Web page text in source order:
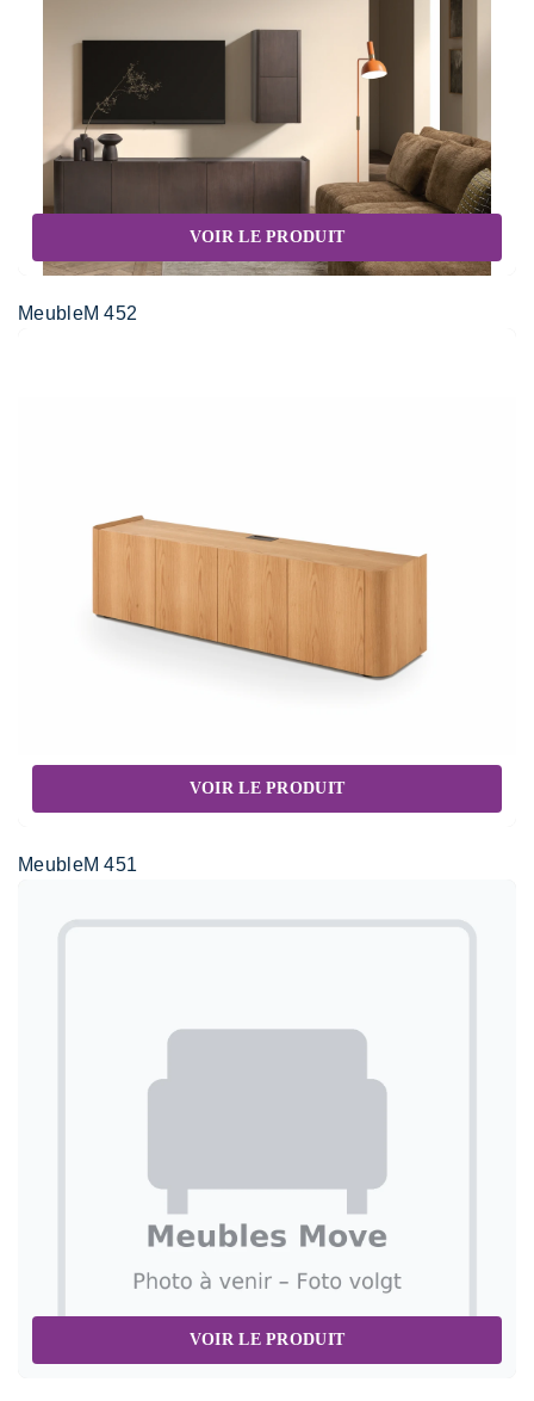
VOIR LE PRODUIT
MeubleM 452
VOIR LE PRODUIT
MeubleM 451
VOIR LE PRODUIT